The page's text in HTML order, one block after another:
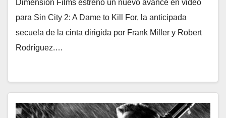
Dimension Films estrenó un nuevo avance en video
para Sin City 2: A Dame to Kill For, la anticipada
secuela de la cinta dirigida por Frank Miller y Robert
Rodríguez.…